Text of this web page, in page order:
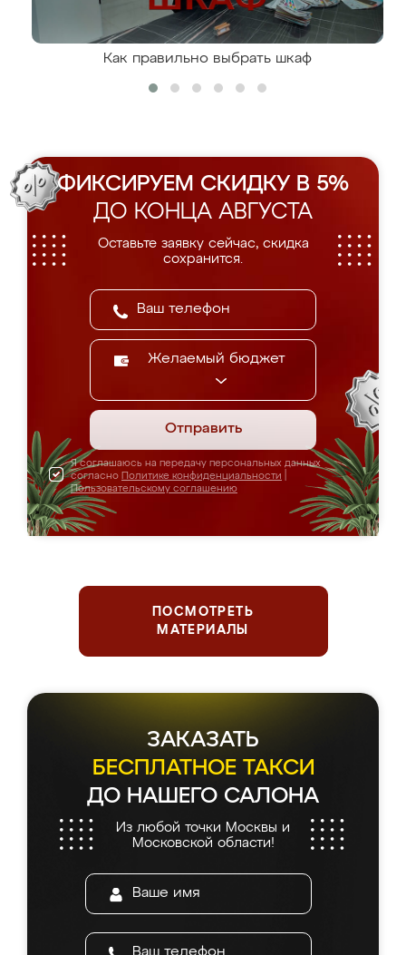
Как правильно выбрать шкаф
ФИКСИРУЕМ СКИДКУ В 5%
ДО КОНЦА АВГУСТА
Оставьте заявку сейчас, скидка
сохранится.
Желаемый бюджет
Отправить
Я соглашаюсь на передачу персональных данных
согласно Политике конфиденциальности
Пользовательскому соглашению
ПОСМОТРЕТЬ
МАТЕРИАЛЫ
ЗАКАЗАТЬ
БЕСПЛАТНОЕ ТАКСИ
ДО НАШЕГО САЛОНА
Из любой точки Москвы и
Московской области!